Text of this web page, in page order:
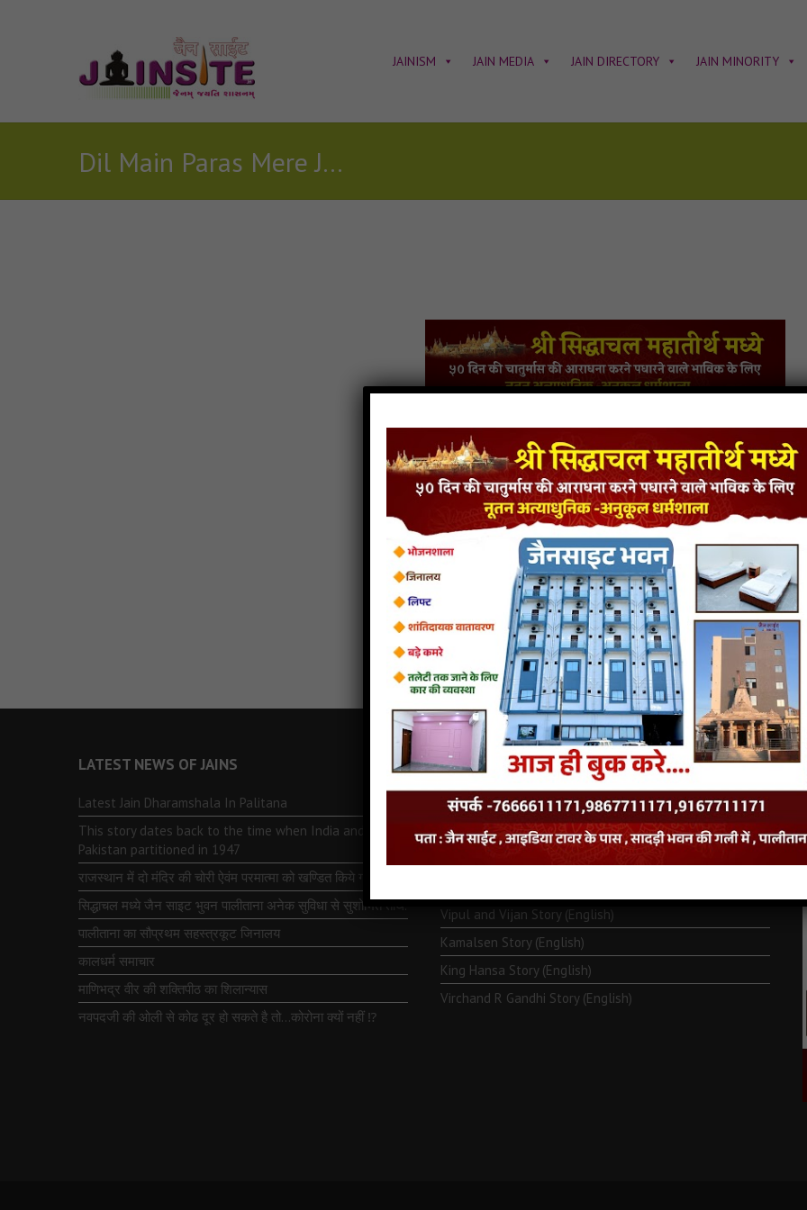
JAINISM JAIN MEDIA JAIN DIRECTORY JAIN MINORITY
Dil Main Paras Mere Jain Song Download
LATEST NEWS OF JAINS
Latest Jain Dharamshala In Palitana
This story dates back to the time when India and
Pakistan partitioned in 1947
राजस्थान में दो मंदिर की चोरी ऐवंम परमात्मा को खण्डित किये गये
सिद्धाचल मध्ये जैन साइट भुवन पालीताना अनेक सुविधा से सुशोभित तीर्थ.
पालीताना का सौप्रथम सहस्त्रकूट जिनालय
कालधर्म समाचार
माणिभद्र वीर की शक्तिपीठ का शिलान्यास
नवपदजी की ओली से कोढ दूर हो सकते है तो…कोरोना क्यों नहीं ⁉️
LATEST JAINISM
The Jain Monk and his Saka saviours (English)
Monk Metarya (English)
Vipul and Vijan Story (English)
Kamalsen Story (English)
King Hansa Story (English)
Virchand R Gandhi Story (English)